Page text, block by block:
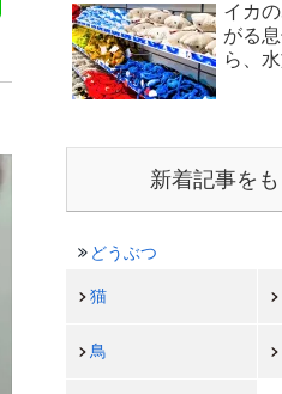
イカ
がる
ら、
新着記事を
どうぶつ
猫
鳥